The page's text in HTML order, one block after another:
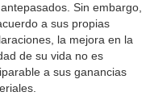
Sin embargo,
a sus propias
la mejora en la
de su vida no es
a sus ganancias